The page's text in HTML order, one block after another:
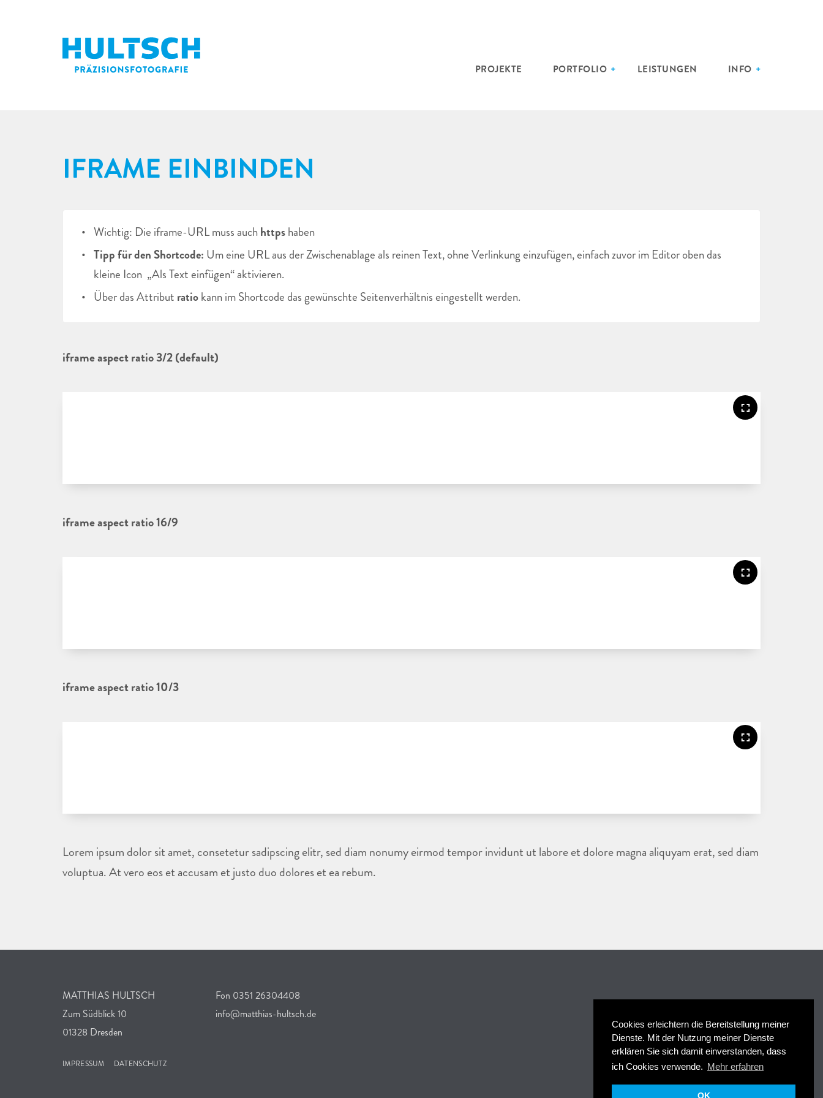
Cookies erleichtern die Bereitstellung meiner
Dienste. Mit der Nutzung meiner Dienste
erklären Sie sich damit einverstanden, dass
ich Cookies verwende. Mehr erfahren
OK
PROJEKTE PORTFOLIO LEISTUNGEN INFO
IFRAME EINBINDEN
Wichtig: Die iframe-URL muss auchhttpshaben
Tipp für den Shortcode: Um eine URL aus der Zwischenablage als reinen Text, ohne Verlinkung einzufügen, einfach zuvor im Editor oben das
kleine Icon „Als Text einfügen“ aktivieren.
Über das Attribut ratiokann im Shortcode das gewünschte Seitenverhältnis eingestellt werden.
iframe aspect ratio 3/2 (default)
iframe aspect ratio 16/9
iframe aspect ratio 10/3
Lorem ipsum dolor sit amet, consetetur sadipscing elitr, sed diam nonumy eirmod tempor invidunt ut labore et dolore magna aliquyam erat, sed diam
voluptua. At vero eos et accusam et justo duo dolores et ea rebum.
MATTHIAS HULTSCH
Zum Südblick 10
01328 Dresden
Fon 0351 26304408
info@matthias-hultsch.de
IMPRESSUM DATENSCHUTZ